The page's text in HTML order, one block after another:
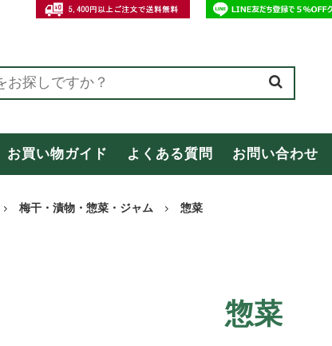
お客様の声（レビュー）
母の日特集
お買い物ガイド よくある質問 お問い合わせ
梅干・漬物・惣菜・ジャム 惣菜
惣菜